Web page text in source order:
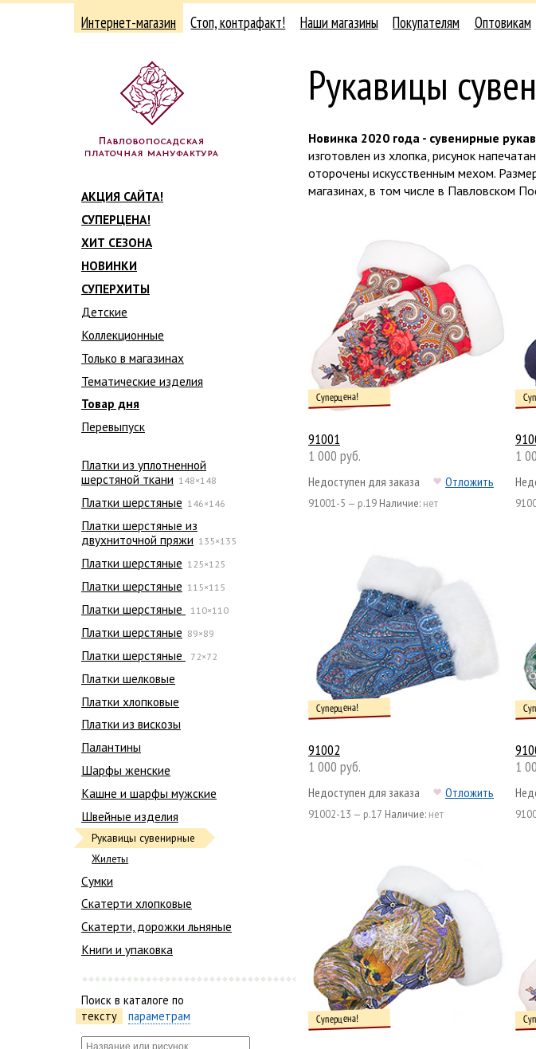
Интернет-магазин Стоп, контрафакт! Наши магазины Покупателям Оптовикам
АКЦИЯ САЙТА!
СУПЕРЦЕНА!
ХИТ СЕЗОНА
НОВИНКИ
СУПЕРХИТЫ
Детские
Коллекционные
Только в магазинах
Тематические изделия
Товар дня
Перевыпуск
Платки из уплотненной
шерстяной ткани 148×148
Платки шерстяные 146×146
Платки шерстяные из
двухниточной пряжи 135×135
Платки шерстяные 125×125
Платки шерстяные 115×115
Платки шерстяные 110×110
Платки шерстяные 89×89
Платки шерстяные 72×72
Платки шелковые
Платки хлопковые
Платки из вискозы
Палантины
Шарфы женские
Кашне и шарфы мужские
Швейные изделия
Рукавицы сувенирные
Жилеты
Сумки
Скатерти хлопковые
Скатерти, дорожки льняные
Книги и упаковка
Поиск в каталоге по
тексту
параметрам
Рукавицы
Новинка 2020 года - сувенирные
изготовлен из хлопка, рисунок
оторочены искусственным мехом.
магазинах, в том числе в Павловском
91001
Суперцена!
1 000 руб.
Недоступен для заказа Отложить
91001-5 — р.19 Наличие: нет
1
91002
Суперцена!
1 000 руб.
Недоступен для заказа Отложить
91002-13 — р.17 Наличие: нет
1
Суперцена!